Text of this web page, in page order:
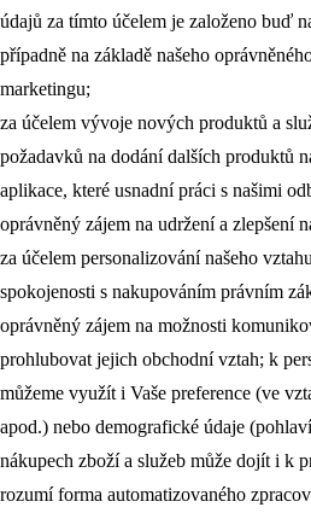
údajů za tímto účelem je založeno buď
případně na základě našeho
marketingu;
za účelem vývoje nových produktů a
požadavků na dodání dalších produktů
aplikace, které usnadní práci s našimi
oprávněný zájem na udržení a zlepšení
za účelem personalizování našeho
spokojenosti s nakupováním právním
oprávněný zájem na možnosti
prohlubovat jejich obchodní vztah; k
můžeme využít i Vaše preference (ve
apod.) nebo demografické údaje
nákupech zboží a služeb může dojít i k
rozumí forma automatizovaného